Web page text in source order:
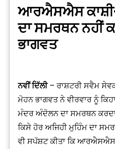
ਆਰਐਸਐਸ
ਦਾ ਸਮਰਥਨ ਨਹੀਂ
ਭਾਗਵਤ
ਨਵੀਂ ਦਿੱਲੀ– ਰਾਸ਼ਟਰੀ ਸਵੈਮ
ਮੋਹਨ ਭਾਗਵਤ ਨੇ ਵੀਰਵਾਰ ਨੂੰ
ਮੰਦਰ ਅੰਦੋਲਨ ਦਾ ਸਮਰਥਨ
ਕਿਸੇ ਹੋਰ ਅਜਿਹੀ ਮੁਹਿੰਮ ਦਾ
ਵੀ ਸਪੱਸ਼ਟ ਕੀਤਾ ਕਿ